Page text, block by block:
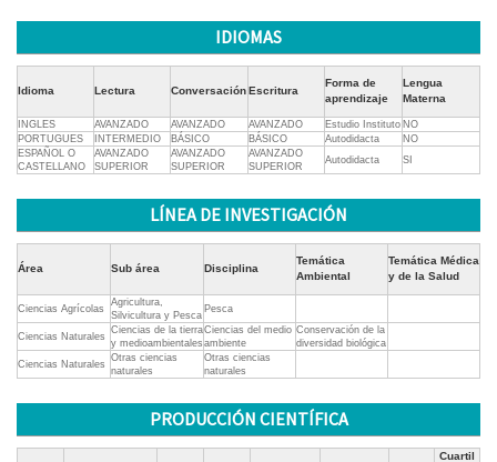
IDIOMAS
Idioma Lectura ConversaciónEscritura
Forma de
aprendizaje
Lengua
Materna
INGLES AVANZADO AVANZADO AVANZADO Estudio Instituto NO
PORTUGUES
INTERMEDIO BÁSICO BÁSICO Autodidacta
NO
ESPAÑOL O
CASTELLANO
AVANZADO
SUPERIOR
AVANZADO
SUPERIOR
AVANZADO
SUPERIOR
Autodidacta SI
LÍNEA DE INVESTIGACIÓN
Área Sub área Disciplina
Temática
Ambiental
Temática Médica
y de la Salud
Ciencias Agrícolas
Agricultura,
Silvicultura y Pesca
Pesca
Ciencias Naturales
Ciencias de la tierra
y medioambientales
Ciencias del medio
ambiente
Conservación de la
diversidad biológica
Ciencias Naturales
Otras ciencias
naturales
Otras ciencias
naturales
PRODUCCIÓN CIENTÍFICA
Cuartil